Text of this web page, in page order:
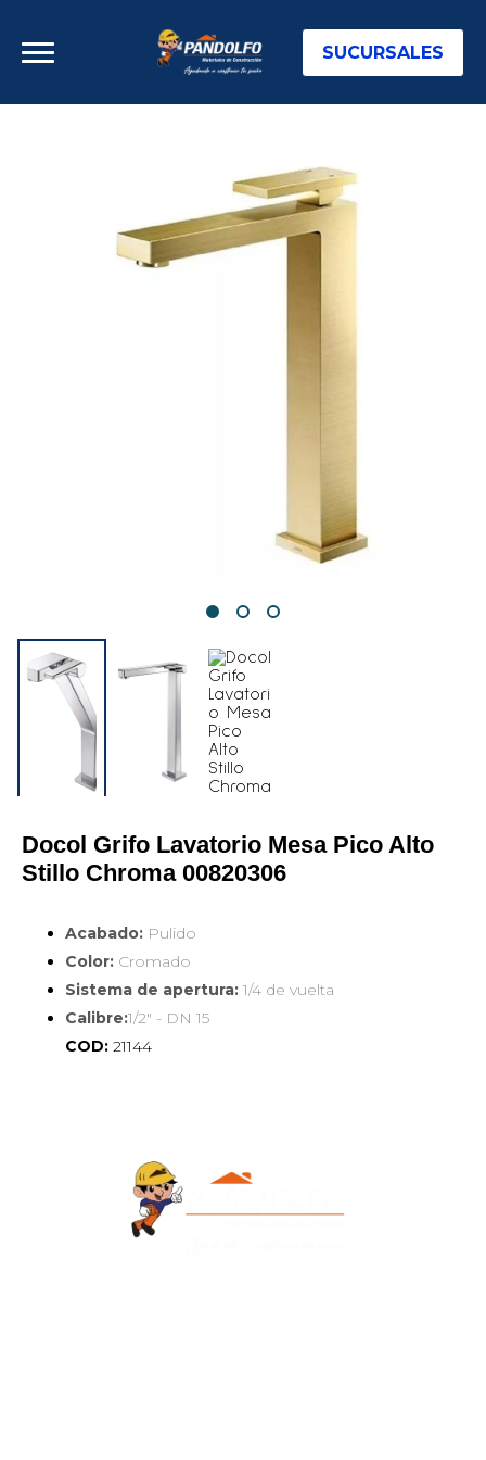
SUCURSALES
Docol Grifo Lavatorio Mesa Pico Alto
Stillo Chroma 00820306
Acabado: Pulido
Color: Cromado
Sistema de apertura: 1/4 de vuelta
Calibre:1/2" - DN 15
COD: 21144